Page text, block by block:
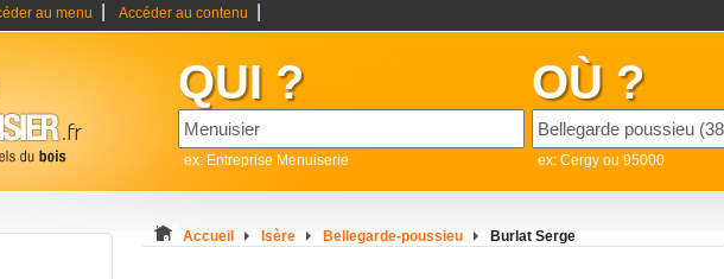
au menu Accéder au contenu
QUI ?
ex: Entreprise Menuiserie
OÙ ?
ex: Cergy ou 95000
Accueil Isère Bellegarde-poussieu Burlat Serge